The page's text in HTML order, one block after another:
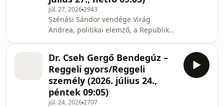
júl. 27, 20262943
Szénási Sándor vendége Virág
Andrea, politikai elemző, a Republikon
Dr. Cseh Gergő Bendegúz –
Reggeli gyors/Reggeli
személy (2026. július 24.,
péntek 09:05)
júl. 24, 20262707